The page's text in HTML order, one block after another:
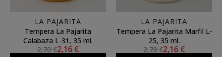
LA PAJARITA
Tempera La Pajarita
Calabaza L-31, 35 ml.
2,70 €2,16 €
LA PAJARITA
Tempera La Pajarita Marfil L-
25, 35 ml.
2,70 €2,16 €